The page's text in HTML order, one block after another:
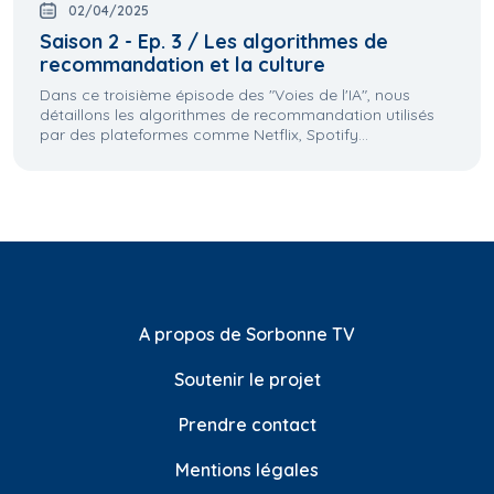
02/04/2025
Saison 2 - Ep. 3 / Les algorithmes de
recommandation et la culture
Dans ce troisième épisode des "Voies de l'IA", nous
détaillons les algorithmes de recommandation utilisés
par des plateformes comme Netflix, Spotify...
A propos de Sorbonne TV
Soutenir le projet
Prendre contact
Mentions légales